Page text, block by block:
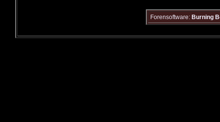
Forensoftware: Burning